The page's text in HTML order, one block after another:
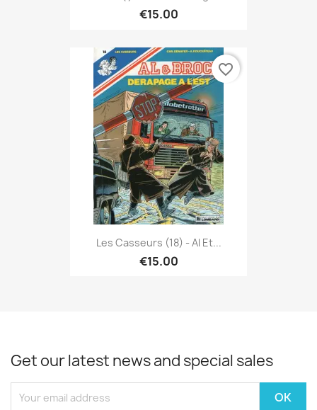
€15.00
Les Casseurs (18) - Al Et...
€15.00
favorite_border
Get our latest news and special sales